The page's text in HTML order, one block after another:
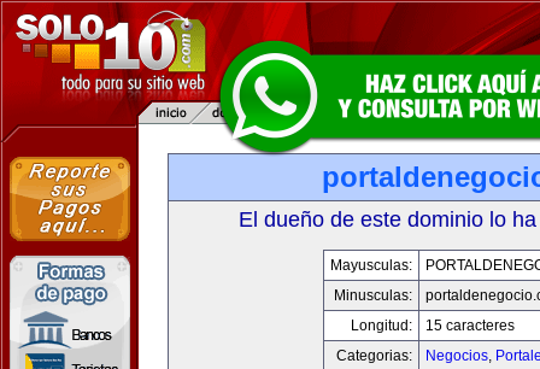
El dueño de este dominio lo
Mayusculas:
Minusculas:
Longitud:
15 caracteres
Categorias:
Negocios,